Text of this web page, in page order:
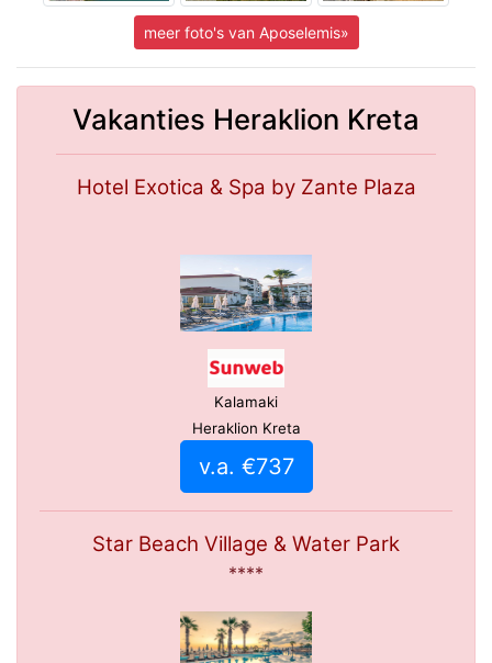
meer foto's van Aposelemis»
Vakanties Heraklion Kreta
Hotel Exotica & Spa by Zante Plaza
Kalamaki
Heraklion Kreta
v.a. €737
Star Beach Village & Water Park
****